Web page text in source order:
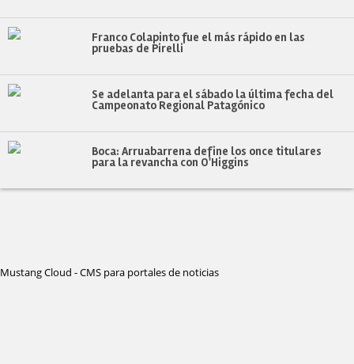
Franco Colapinto fue el más rápido en las
pruebas de Pirelli
Se adelanta para el sábado la última fecha del
Campeonato Regional Patagónico
Boca: Arruabarrena define los once titulares
para la revancha con O'Higgins
Mustang Cloud - CMS para portales de noticias